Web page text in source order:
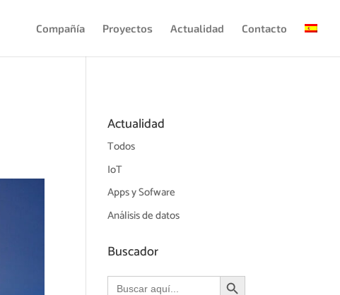
Compañía Proyectos Actualidad Contacto
Actualidad
Todos
IoT
Apps y Sofware
Análisis de datos
Buscador
Buscar: Botón de búsqueda